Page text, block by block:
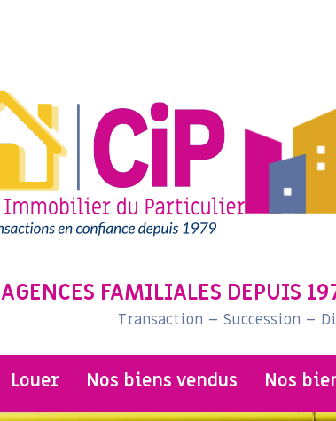
AGENCES FAMILIALES DEPUIS
Transaction – Succession –
louer nos biens vendus nos